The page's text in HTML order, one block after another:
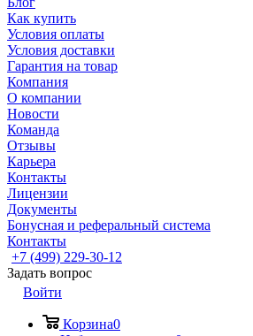
Как купить
Условия оплаты
Условия доставки
Гарантия на товар
Компания
О компании
Новости
Команда
Отзывы
Карьера
Контакты
Лицензии
Документы
Бонусная и реферальный система
Контакты
+7 (499) 229-30-12
Задать вопрос
Войти
Корзина0